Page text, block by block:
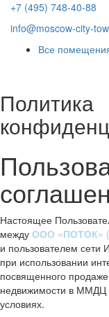
+7 (495) 748-40-88
info@moscow-city-
Все
Политика
Настоящее
между ООО «ПОТОК»
и пользователем сети
при использовании
посвященного
недвижимости в ММДЦ
условиях.